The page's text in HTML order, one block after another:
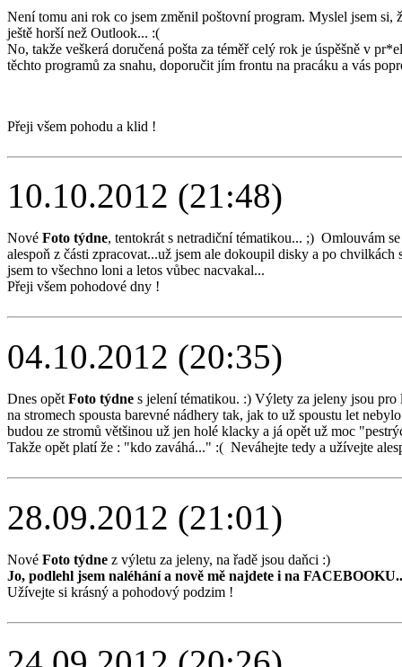
Není tomu ani rok co jsem změnil poštovní program. Myslel jsem
ještě horší než Outlook... :(
No, takže veškerá doručená pošta za téměř celý rok je úspěšně v
těchto programů za snahu, doporučit jím frontu na pracáku a vás
Přeji všem pohodu a klid !
10.10.2012 (21:48)
Nové Foto týdne, tentokrát s netradiční tématikou... ;) Omlouvám
alespoň z části zpracovat...už jsem ale dokoupil disky a po
jsem to všechno loni a letos vůbec nacvakal...
Přeji všem pohodové dny !
04.10.2012 (20:35)
Dnes opět Foto týdne s jelení tématikou. :) Výlety za jeleny jsou pro
na stromech spousta barevné nádhery tak, jak to už spoustu let
budou ze stromů většinou už jen holé klacky a já opět už moc
Takže opět platí že : "kdo zaváhá..." :( Neváhejte tedy a užívejte
28.09.2012 (21:01)
Nové Foto týdne z výletu za jeleny, na řadě jsou daňci :)
Jo, podlehl jsem naléhání a nově mě najdete i na
Užívejte si krásný a pohodový podzim !